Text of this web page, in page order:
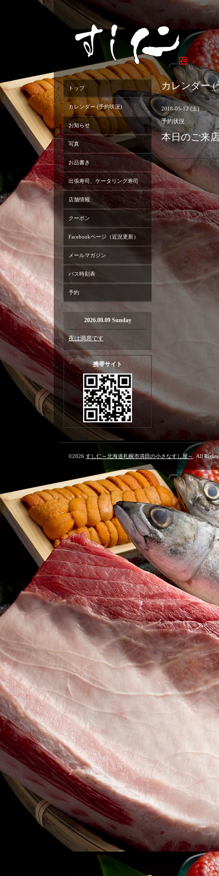
カレンダー
2018-05-12 (土)
予約状況
本日のご来
トップ
カレンダー (予約状況)
お知らせ
写真
お品書き
出張寿司、ケータリング寿司
店舗情報
クーポン
Facebookページ（近況更新）
メールマガジン
バス時刻表
予約
2026.08.09 Sunday
夜は満席です
携帯サイト
©2026 すし仁～北海道札幌市清田の小さなすし屋～ . All